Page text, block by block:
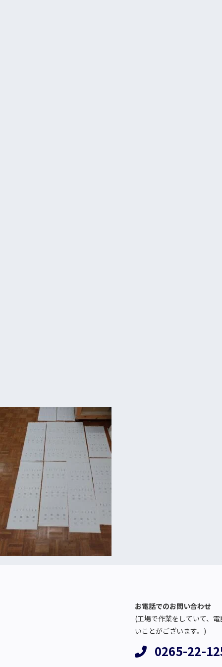
お電話でのお問い合わせ
(工場で作業をしていて、
いことがございます。)
0265-22-